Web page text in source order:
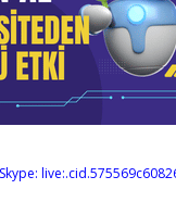
Skype: